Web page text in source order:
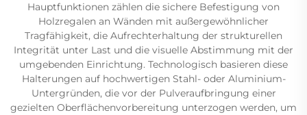
Hauptfunktionen zählen die sichere Befestigung von
Holzregalen an Wänden mit außergewöhnlicher
Tragfähigkeit, die Aufrechterhaltung der strukturellen
Integrität unter Last und die visuelle Abstimmung mit der
umgebenden Einrichtung. Technologisch basieren diese
Halterungen auf hochwertigen Stahl- oder Aluminium-
Untergründen, die vor der Pulveraufbringung einer
gezielten Oberflächenvorbereitung unterzogen werden, um